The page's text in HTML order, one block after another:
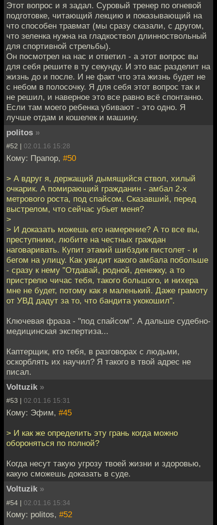
Этот вопрос и я задал. Суровый тренер по огневой
подготовке, читающий лекцию и показывающий на
что способен травмат (мы сразу сказали, с другом,
что зеленка нужна на гладкоствол длинноствольный
для спортивной стрельбы).
Он посмотрел на нас и ответил - а этот вопрос вы
для себя решите в ту секунду. И это вас разделит на
жизнь до и после. И не факт что эта жизнь будет не
с небом в полосочку. Я для себя этот вопрос так и
не решил, и наверное это все равно всё спонтанно.
Если там моего ребенка убивают - это одно. Я
лучше отдам и кошелек и машину.
politos »
#52 | 02.01.16 15:28
Кому: Прапор, #50
> А вдруг я, держащий дымящийся ствол, хилый
очкарик. А помирающий гражданин - амбал 2-х
метрового роста, под спайсом. Сказавший, перед
выстрелом, что сейчас убьет меня?
>
> И доказать можешь его намерение? А то все вы,
преступники, любите на честных граждан
наговаривать. Купит этакий шибздик пистолет - и
бегом на улицу. Как увидит какого амбала побольше
- сразу к нему "Отдавай, родной, денежку, а то
пристрелю чичас тебя, такого большого, и нихера
мне не будет, потому как я маленький. Даже грамоту
от УВД дадут за то, что бандита укокошил".
Ключевая фраза - "под спайсом". А дальше судебно-
медицинская экспертиза...
Каптерщик, кто тебя, в разговорах с людьми,
оскорблять их научил? Я такого в твой адрес не
писал.
Voltuzik »
#53 | 02.01.16 15:31
Кому: Эфим, #45
> И как же определить эту грань когда можно
обороняться по полной?
Когда несут такую угрозу твоей жизни и здоровью,
какую сможешь доказать в суде.
Voltuzik »
#54 | 02.01.16 15:34
Кому: politos, #52